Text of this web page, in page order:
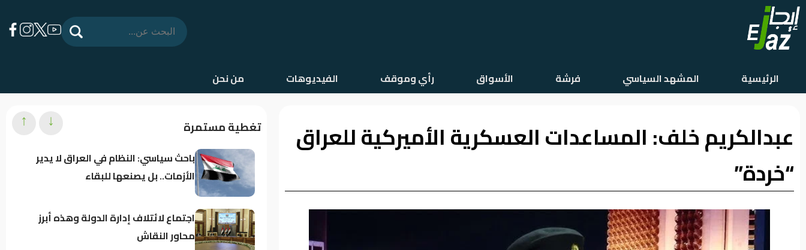
الرئيسية
المشهد
السياسي
فرشة
رأي
وموقف
الفيديوهات
الرئيسية المشهد السياسي فرشة الأسواق رأي وموقف الفيديوهات من نحن
عبدالكريم خلف: المساعدات العسكرية الأميركية للعراق
“خردة”
تغطية مستمرة
باحث سياسي: النظام في العراق لا يدير
الأزمات.. بل يصنعها للبقاء
اجتماع لائتلاف إدارة الدولة وهذه أبرز
محاور النقاش
↓
↑